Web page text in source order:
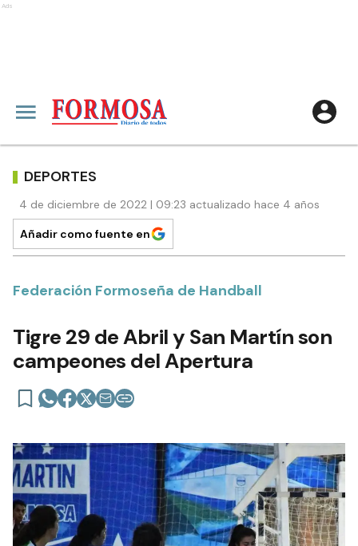
Ads
DEPORTES
4 de diciembre de 2022 | 09:23 actualizado hace 4 años
Añadir como fuente en
Federación Formoseña de Handball
Tigre 29 de Abril y San Martín son
campeones del Apertura